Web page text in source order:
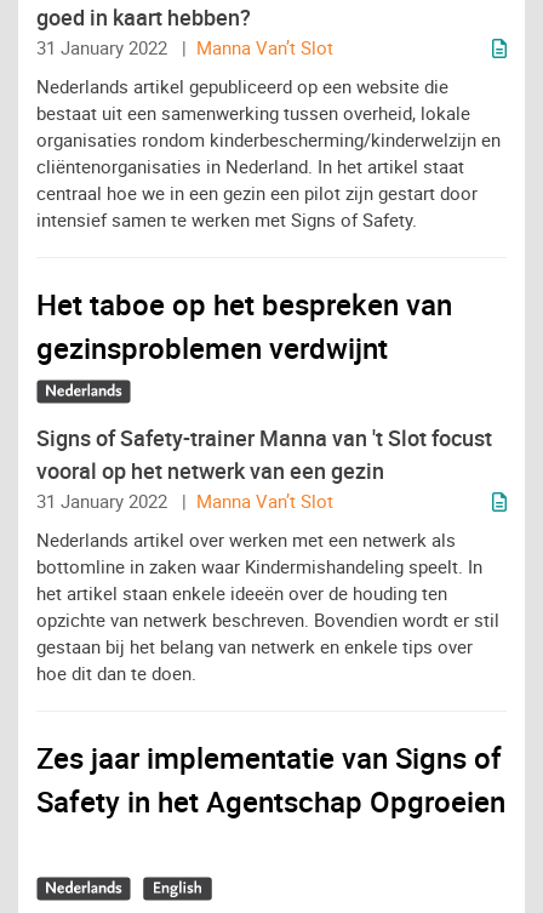
goed in kaart hebben?
31 January 2022 | Manna Van’t Slot
Nederlands artikel gepubliceerd op een website die
bestaat uit een samenwerking tussen overheid, lokale
organisaties rondom kinderbescherming/kinderwelzijn en
cliëntenorganisaties in Nederland. In het artikel staat
centraal hoe we in een gezin een pilot zijn gestart door
intensief samen te werken met Signs of Safety.
Het taboe op het bespreken van
gezinsproblemen verdwijnt
Signs of Safety-trainer Manna van 't Slot focust
vooral op het netwerk van een gezin
31 January 2022 | Manna Van’t Slot
Nederlands artikel over werken met een netwerk als
bottomline in zaken waar Kindermishandeling speelt. In
het artikel staan enkele ideeën over de houding ten
opzichte van netwerk beschreven. Bovendien wordt er stil
gestaan bij het belang van netwerk en enkele tips over
hoe dit dan te doen.
Zes jaar implementatie van Signs of
Safety in het Agentschap Opgroeien